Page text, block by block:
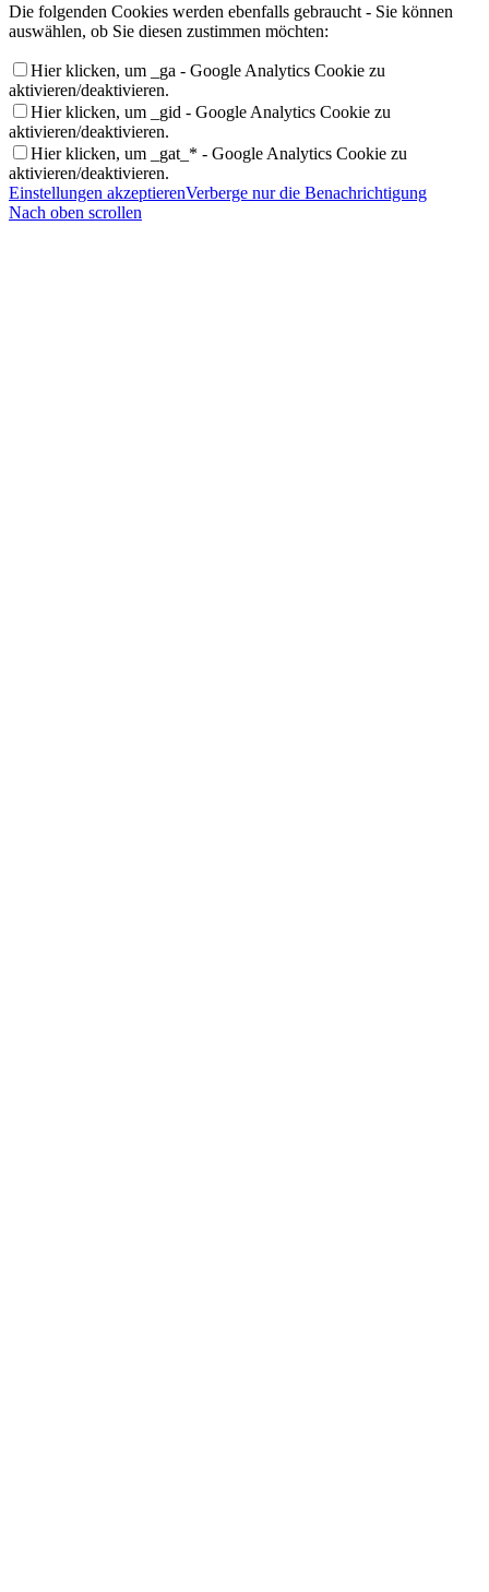
Die folgenden Cookies werden ebenfalls gebraucht - Sie können
auswählen, ob Sie diesen zustimmen möchten:
Hier klicken, um _ga - Google Analytics Cookie zu
aktivieren/deaktivieren.
Hier klicken, um _gid - Google Analytics Cookie zu
aktivieren/deaktivieren.
Hier klicken, um _gat_* - Google Analytics Cookie zu
aktivieren/deaktivieren.
Einstellungen akzeptierenVerberge nur die Benachrichtigung
Nach oben scrollen